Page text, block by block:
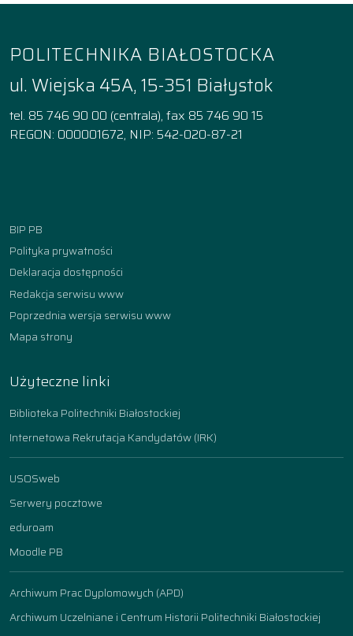
POLITECHNIKA BIAŁOSTOCKA
ul. Wiejska 45A, 15-351 Białystok
tel. 85 746 90 00 (centrala), fax 85 746 90 15
REGON: 000001672, NIP: 542-020-87-21
BIP PB
Polityka prywatności
Deklaracja dostępności
Redakcja serwisu www
Poprzednia wersja serwisu www
Mapa strony
Użyteczne linki
Biblioteka Politechniki Białostockiej
Internetowa Rekrutacja Kandydatów (IRK)
USOSweb
Serwery pocztowe
eduroam
Moodle PB
Archiwum Prac Dyplomowych (APD)
Archiwum Uczelniane i Centrum Historii Politechniki Białostockiej